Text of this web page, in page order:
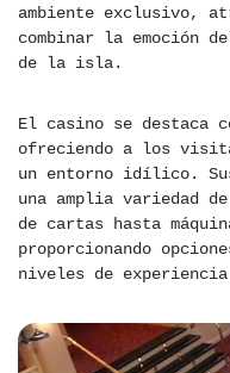
ambiente exclusivo,
combinar la emoción
de la isla.
El casino se destaca
ofreciendo a los
un entorno idílico.
una amplia variedad
de cartas hasta
proporcionando
niveles de